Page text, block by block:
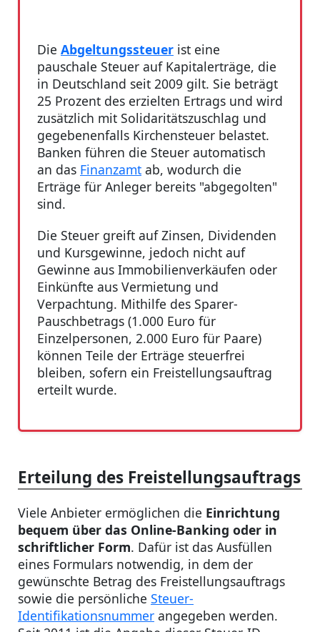
Die Abgeltungssteuer ist eine
pauschale Steuer auf Kapitalerträge, die
in Deutschland seit 2009 gilt. Sie beträgt
25 Prozent des erzielten Ertrags und wird
zusätzlich mit Solidaritätszuschlag und
gegebenenfalls Kirchensteuer belastet.
Banken führen die Steuer automatisch
an das Finanzamt ab, wodurch die
Erträge für Anleger bereits "abgegolten"
sind.
Die Steuer greift auf Zinsen, Dividenden
und Kursgewinne, jedoch nicht auf
Gewinne aus Immobilienverkäufen oder
Einkünfte aus Vermietung und
Verpachtung. Mithilfe des Sparer-
Pauschbetrags (1.000 Euro für
Einzelpersonen, 2.000 Euro für Paare)
können Teile der Erträge steuerfrei
bleiben, sofern ein Freistellungsauftrag
erteilt wurde.
Erteilung des Freistellungsauftrags
Viele Anbieter ermöglichen die Einrichtung
bequem über das Online-Banking oder in
schriftlicher Form. Dafür ist das Ausfüllen
eines Formulars notwendig, in dem der
gewünschte Betrag des Freistellungsauftrags
sowie die persönliche Steuer-
Identifikationsnummer angegeben werden.